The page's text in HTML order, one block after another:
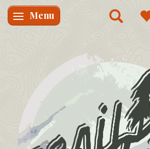
Skifte navigation
Menu